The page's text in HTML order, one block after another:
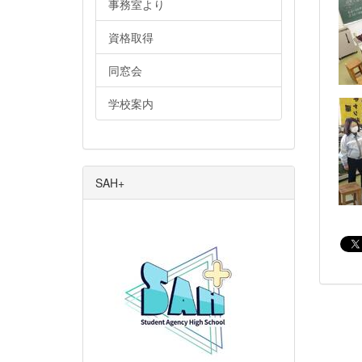
事務室より
資格取得
同窓会
学校案内
SAH+